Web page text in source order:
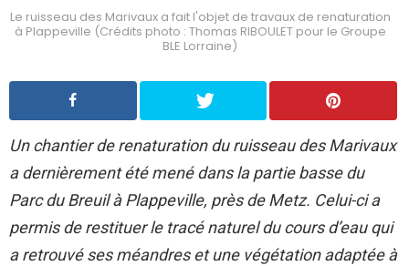
Le ruisseau des Marivaux a fait l'objet de travaux de renaturation
à Plappeville (Crédits photo : Thomas RIBOULET pour le Groupe
BLE Lorraine)
Un chantier de renaturation du ruisseau des Marivaux
a dernièrement été mené dans la partie basse du
Parc du Breuil à Plappeville, près de Metz. Celui-ci a
permis de restituer le tracé naturel du cours d’eau qui
a retrouvé ses méandres et une végétation adaptée à